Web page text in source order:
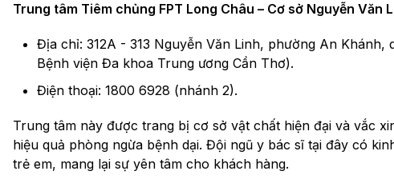
Trung tâm Tiêm chủng FPT Long Châu – Cơ sở Nguyễn Văn
Địa chỉ: 312A - 313 Nguyễn Văn Linh, phường An Khánh,
Bệnh viện Đa khoa Trung ương Cần Thơ).
Điện thoại: 1800 6928 (nhánh 2).
Trung tâm này được trang bị cơ sở vật chất hiện đại và vắc
hiệu quả phòng ngừa bệnh dại. Đội ngũ y bác sĩ tại đây có
trẻ em, mang lại sự yên tâm cho khách hàng.